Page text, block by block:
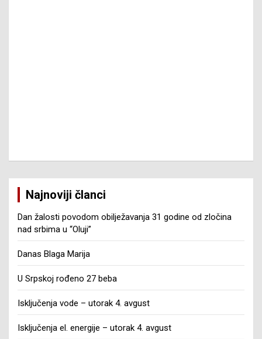
Najnoviji članci
Dan žalosti povodom obilježavanja 31 godine od zločina
nad srbima u “Oluji”
Danas Blaga Marija
U Srpskoj rođeno 27 beba
Isključenja vode – utorak 4. avgust
Isključenja el. energije – utorak 4. avgust